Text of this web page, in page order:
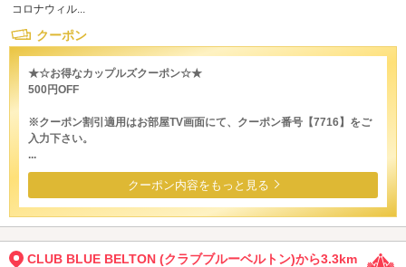
コロナウィル...
クーポン
★☆お得なカップルズクーポン☆★
500円OFF
※クーポン割引適用はお部屋TV画面にて、クーポン番号【7716】をご
入力下さい。
...
クーポン内容をもっと見る
CLUB BLUE BELTON (クラブブルーベルトン)から3.3km